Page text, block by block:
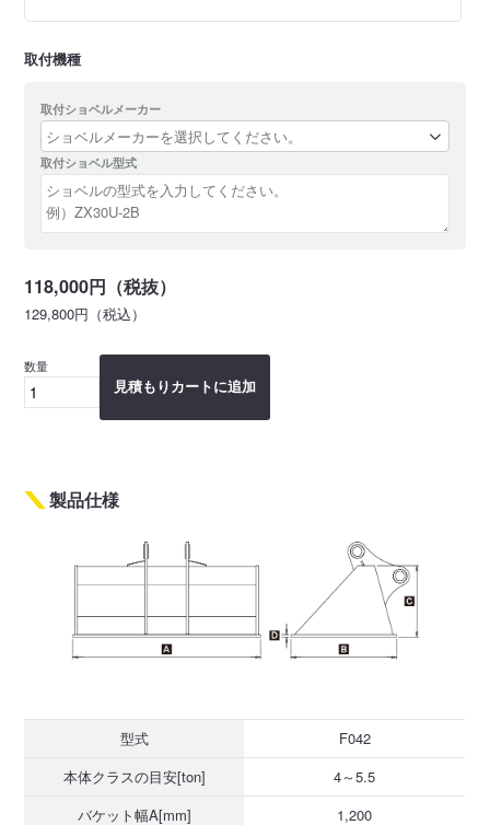
取付機種
取付ショベルメーカー
取付ショベル型式
118,000円（税抜）
129,800円（税込）
数量
見積もりカートに追加
製品仕様
型式
F042
本体クラスの目安[ton]
4～5.5
バケット幅A[mm]
1,200